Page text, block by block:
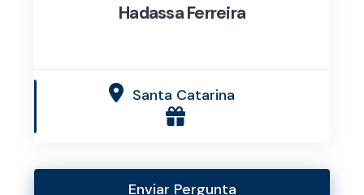
Hadassa Ferreira
Santa Catarina
Enviar Pergunta